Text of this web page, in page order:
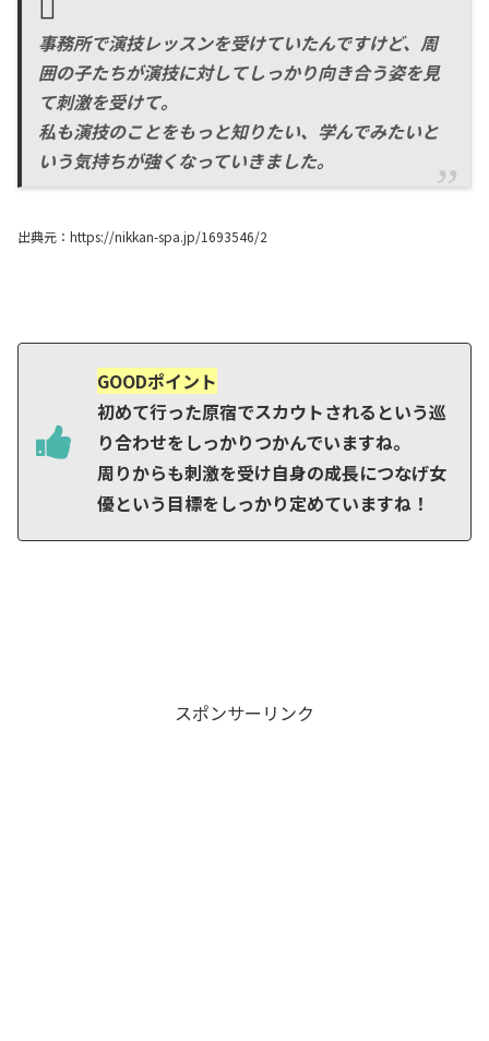
事務所で演技レッスンを受けていたんですけど、周
囲の子たちが演技に対してしっかり向き合う姿を見
て刺激を受けて。
私も演技のことをもっと知りたい、学んでみたいと
いう気持ちが強くなっていきました。
出典元：https://nikkan-spa.jp/1693546/2
GOODポイント
初めて行った原宿でスカウトされるという巡
り合わせをしっかりつかんでいますね。
周りからも刺激を受け自身の成長につなげ女
優という目標をしっかり定めていますね！
スポンサーリンク